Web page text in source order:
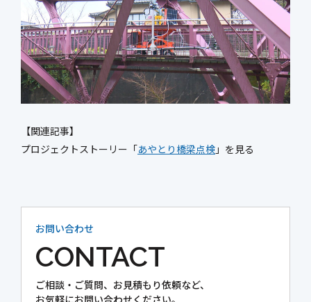
【関連記事】
プロジェクトストーリー「あやとり橋梁点検 」を見る
お問い合わせ
CONTACT
ご相談・ご質問、 お見積もり依頼など、